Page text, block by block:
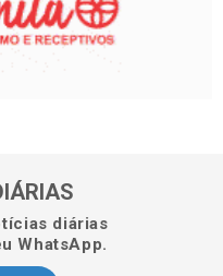
diárias
WhatsApp.